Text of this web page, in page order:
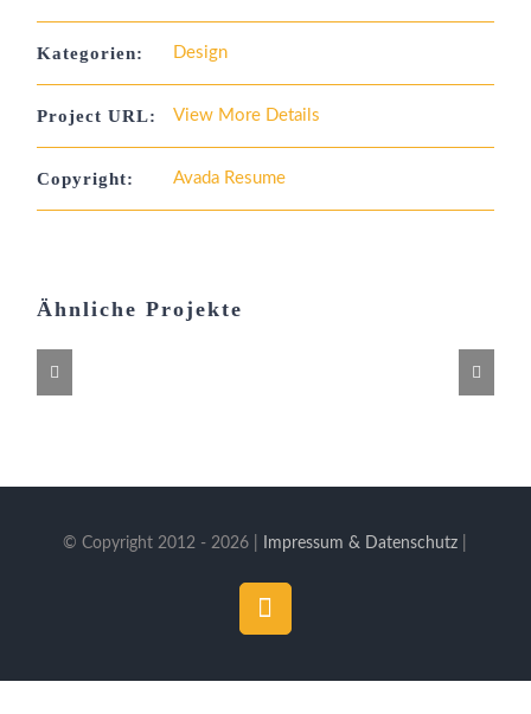
Kategorien: Design
Project URL: View More Details
Copyright: Avada Resume
Ähnliche Projekte
© Copyright 2012 -2026 | Impressum & Datenschutz
YouTube